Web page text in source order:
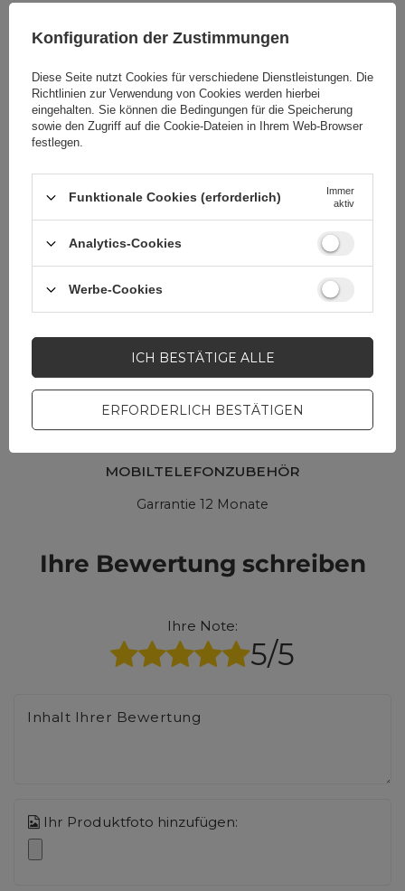
Zentimetern
Produzenten-Code WBB5YW
Brauchen Sie Hilfe? Haben Sie
umgehend antworten
und die interessantesten
MOBILTELEFONZUBEHÖR
Garrantie 12 Monate
Ihre Bewertung schreiben
Ihre Note:
5/5
Inhalt Ihrer Bewertung
Ihr Produktfoto hinzufügen:
Konfiguration der Zustimmungen
Diese Seite nutzt Cookies für verschiedene Dienstleistungen. Die
Richtlinien zur Verwendung von Cookies werden hierbei
eingehalten. Sie können die Bedingungen für die Speicherung
sowie den Zugriff auf die Cookie-Dateien in Ihrem Web-Browser
festlegen.
Funktionale Cookies (erforderlich)
Immer
aktiv
Analytics-Cookies
Werbe-Cookies
ERFORDERLICH BESTÄTIGEN
ICH BESTÄTIGE ALLE